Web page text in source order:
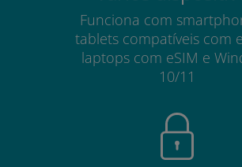
Funciona com
tablets compatíveis com
laptops com eSIM e
10/11